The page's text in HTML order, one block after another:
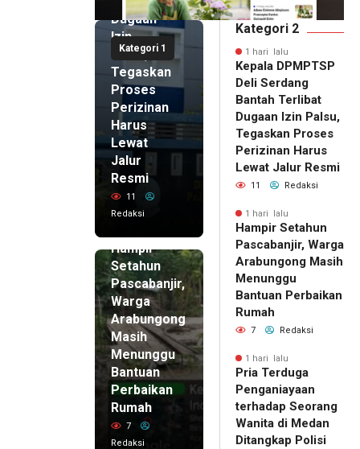
Kategori 1
Dugaan
Izin
Palsu,
Tegaskan
Proses
Perizinan
Harus
Lewat
Jalur
Resmi
11
Redaksi
Hampir
Setahun
Pascabanjir,
Warga
Arabungong
Masih
Menunggu
Bantuan
Perbaikan
Rumah
7
Redaksi
Kategori 2
1 hari lalu
Kepala DPMPTSP
Deli Serdang
Bantah Terlibat
Dugaan Izin Palsu,
Tegaskan Proses
Perizinan Harus
Lewat Jalur Resmi
11 Redaksi
1 hari lalu
Hampir Setahun
Pascabanjir, Warga
Arabungong Masih
Menunggu
Bantuan Perbaikan
Rumah
7 Redaksi
1 hari lalu
Pria Terduga
Penganiayaan
terhadap Seorang
Wanita di Medan
Ditangkap Polisi